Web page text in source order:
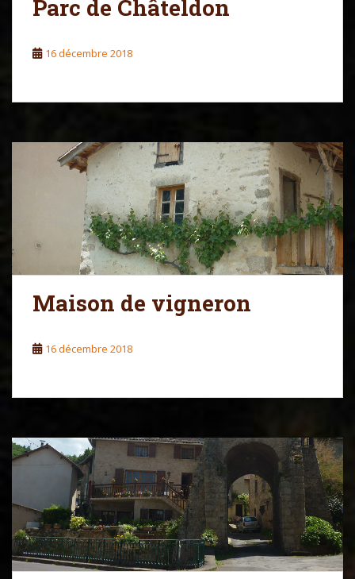
Parc de Châteldon
16 décembre 2018
Maison de vigneron
16 décembre 2018